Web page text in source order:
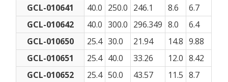
GCL-010641
40.0 250.0 246.1 8.6
6.7
GCL-010642
40.0 300.0 296.349 8.0
6.4
GCL-010650
25.4 30.0 21.94 14.8 9.88
GCL-010651
25.4 40.0 33.26 12.0 8.42
GCL-010652
25.4 50.0 43.57 11.5 8.7